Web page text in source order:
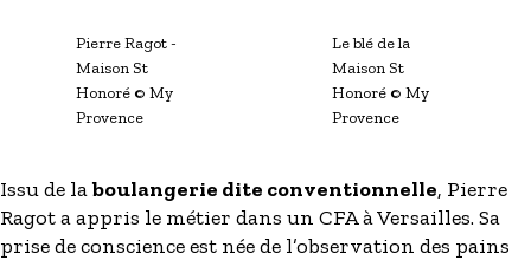
Pierre Ragot -
Maison St
Honoré © My
Provence
Le blé de la
Maison St
Honoré © My
Provence
Issu de laboulangerie dite conventionnelle, Pierre
Ragot a appris le métier dans un CFA à Versailles. Sa
prise de conscience est née de l’observation des pains